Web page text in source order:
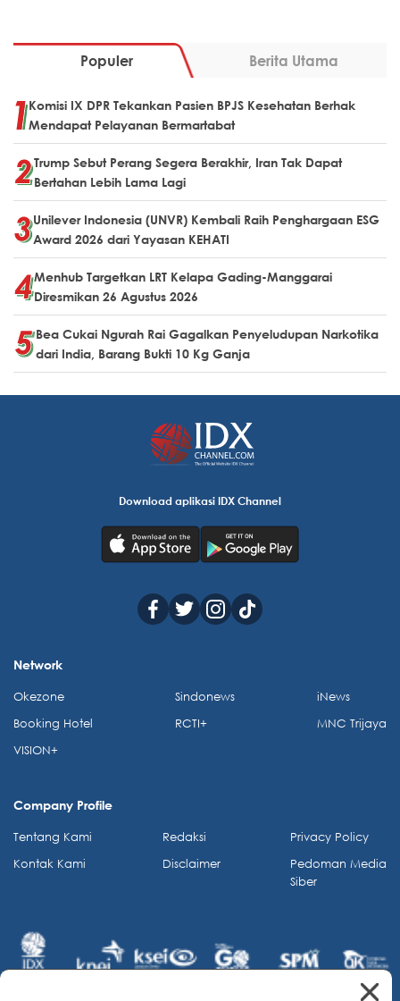
Populer Berita Utama
Komisi IX DPR Tekankan Pasien BPJS Kesehatan Berhak
Mendapat Pelayanan Bermartabat
Trump Sebut Perang Segera Berakhir, Iran Tak Dapat
Bertahan Lebih Lama Lagi
Unilever Indonesia (UNVR) Kembali Raih Penghargaan ESG
Award 2026 dari Yayasan KEHATI
Menhub Targetkan LRT Kelapa Gading-Manggarai
Diresmikan 26 Agustus 2026
Bea Cukai Ngurah Rai Gagalkan Penyeludupan Narkotika
dari India, Barang Bukti 10 Kg Ganja
Download aplikasi IDX Channel
Network
Okezone
Booking Hotel
VISION+
Sindonews
RCTI+
iNews
MNC Trijaya
Company Profile
Tentang Kami
Kontak Kami
Redaksi
Disclaimer
Privacy Policy
Pedoman Media
Siber